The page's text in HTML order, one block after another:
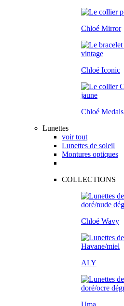
Chloé Mirror
Chloé Iconic
Chloé Medals
Lunettes
voir tout
Lunettes de soleil
Montures optiques
COLLECTIONS
Chloé Wavy
ALY
Uma